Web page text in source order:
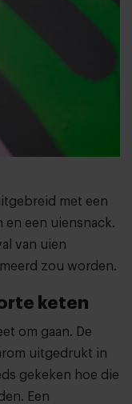
met een
en een uiensnack.
van uien
zou worden.
keten
om gaan. De
uitgedrukt in
gekeken hoe die
Een